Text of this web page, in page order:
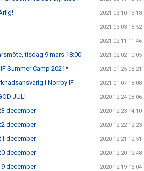
2021-03-10 13:18
2021-03-03 15:52
2021-02-11 11:46
tisdag 9 mars 18:00 2021-02-02 10:05
Summer Camp 2021* 2021-01-25 08:21
i Norrby IF 2021-01-07 18:08
JUL! 2020-12-24 08:06
december 2020-12-23 14:10
december 2020-12-22 12:23
december 2020-12-21 12:51
december 2020-12-20 12:48
december 2020-12-19 15:04